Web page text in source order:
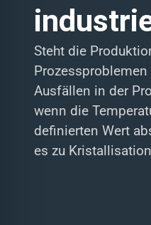
Steht die
Ausfällen in der
wenn die
definierten Wert
es zu
Anfallsicherheit
freundlicher Modus